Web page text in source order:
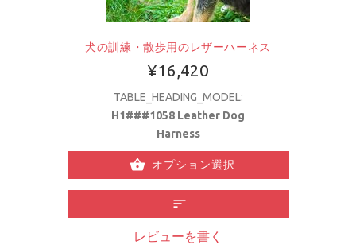
犬の訓練・散歩用のレザーハーネス
¥16,420
TABLE_HEADING_MODEL:
H1###1058 Leather Dog
Harness
オプション選択
レビューを書く